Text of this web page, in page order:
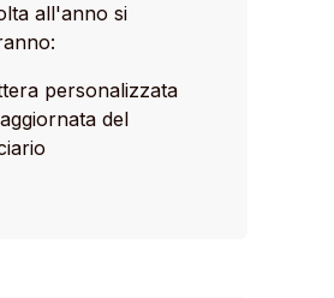
all'anno si
personalizzata
del